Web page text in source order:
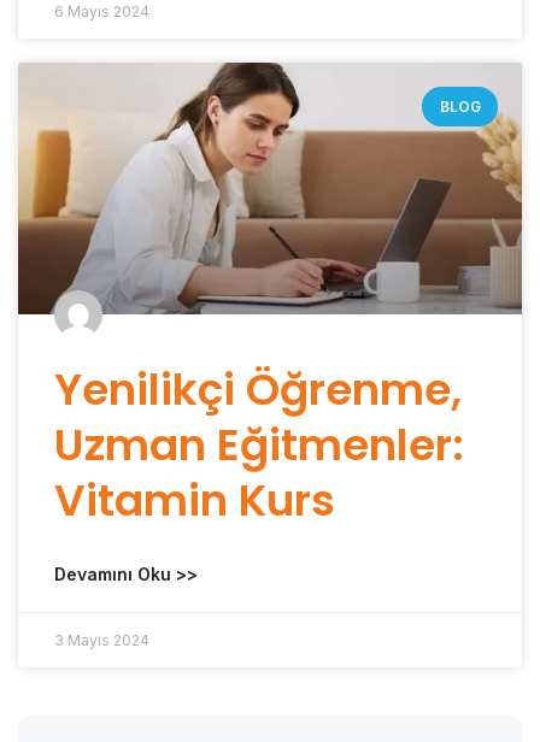
6 Mayıs 2024
BLOG
Yenilikçi Öğrenme,
Uzman Eğitmenler:
Vitamin Kurs
Devamını Oku >>
3 Mayıs 2024